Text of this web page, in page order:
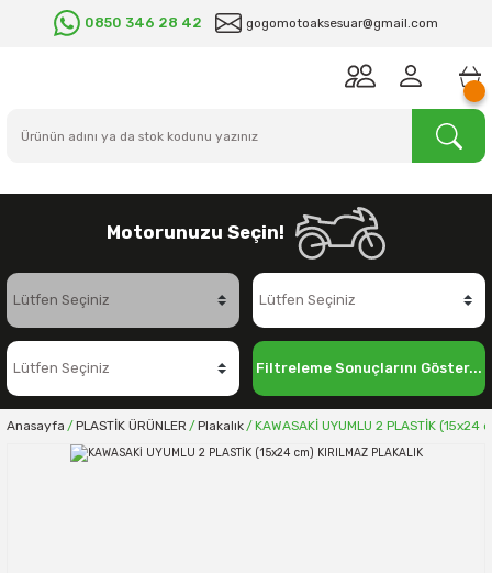
0850 346 28 42 gogomotoaksesuar@gmail.com
Motorunuzu Seçin!
Filtreleme Sonuçlarını Göster...
Anasayfa PLASTİK ÜRÜNLER Plakalık KAWASAKİ UYUMLU 2 PLASTİK (15x24